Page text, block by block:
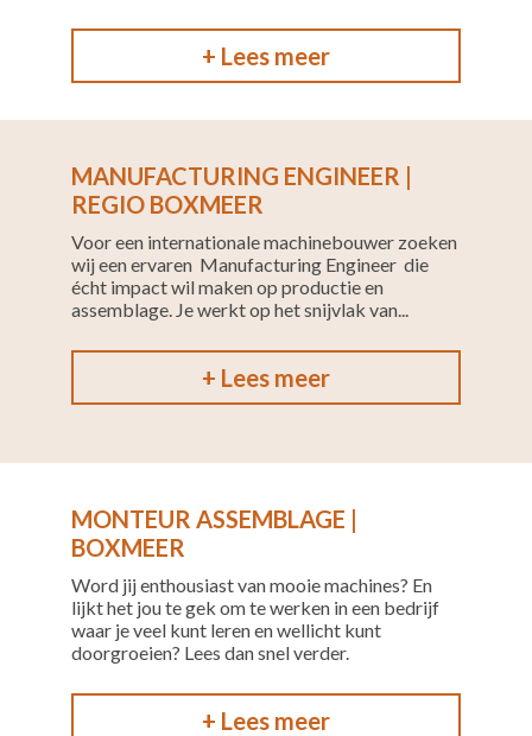
+ Lees meer
MANUFACTURING ENGINEER |
REGIO BOXMEER
Voor een internationale machinebouwer zoeken
wij een ervaren Manufacturing Engineer die
écht impact wil maken op productie en
assemblage. Je werkt op het snijvlak van...
+ Lees meer
MONTEUR ASSEMBLAGE |
BOXMEER
Word jij enthousiast van mooie machines? En
lijkt het jou te gek om te werken in een bedrijf
waar je veel kunt leren en wellicht kunt
doorgroeien? Lees dan snel verder.
+ Lees meer